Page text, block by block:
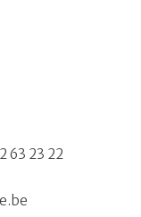
63 23 22